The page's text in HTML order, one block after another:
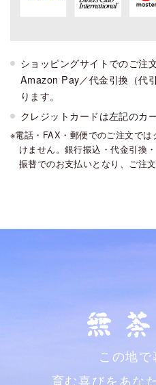
ショッピングサイトでのご注
Amazon Pay／代金引換（代
ります。
クレジットカードは左記のカ
電話・FAX・郵便でのご注文で
けません。銀行振込・代金引換
振替でのお支払いとなり、ご注
この地で
育む喜びをあな